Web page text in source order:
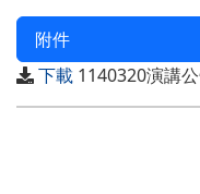
附件
下載 1140320演講